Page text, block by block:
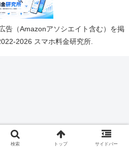
告（Amazonアソシエイト含む）を掲
2026 スマホ料金研究所.
検索 トップ サイドバー